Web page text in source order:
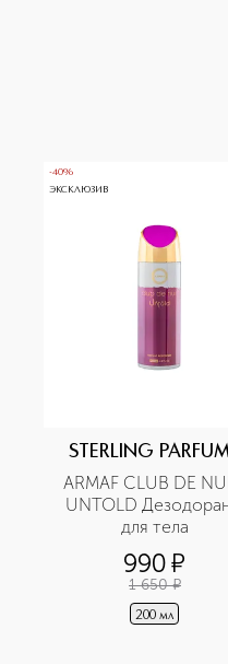
-40%
ЭКСКЛЮЗИВ
STERLING
ARMAF CLUB DE
UNTOLD
для тела
990¤
1 650 ¤
200 мл